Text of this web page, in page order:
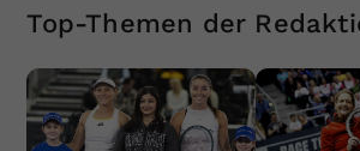
Top-Themen der